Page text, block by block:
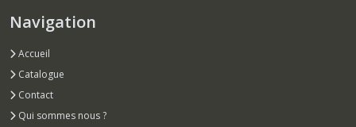
Navigation
Accueil
Catalogue
Contact
Qui sommes nous ?